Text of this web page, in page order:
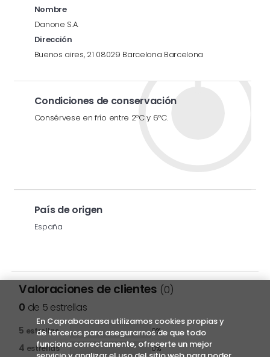
Nombre
Danone S.A.
Dirección
Buenos aires, 21 08029 Barcelona Barcelona
Condiciones de conservación
Consérvese en frío entre 2ºC y 6ºC.
País de origen
España
Valoraciones de clientes (0)
0 de 5 estrellas
5 estrellas 0%
4 estrellas 0%
En Capraboacasa utilizamos cookies propias y
de terceros para asegurarnos de que todo
funciona correctamente, ofrecerte un mejor